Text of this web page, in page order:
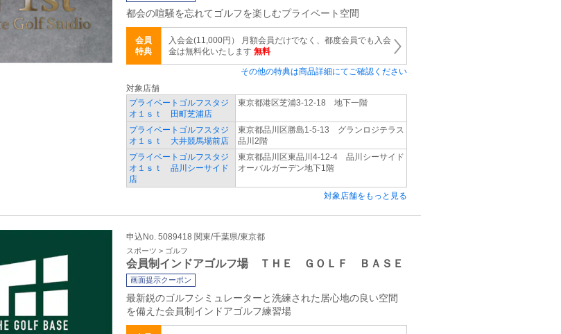
都会の喧騒を忘れてゴルフを楽しむプライベート空間
会員
特典
入会金(11,000円） 月額会員だけでなく、都度会員でも入会
金は無料化いたします 無料
その他の特典は商品詳細にてご確認ください
対象店舗
プライベートゴルフスタジ
オ１ｓｔ 田町芝浦店
東京都港区芝浦3-12-18 地下一階
プライベートゴルフスタジ
オ１ｓｔ 大井競馬場前店
東京都品川区勝島1-5-13 グランロジテラス
品川2階
プライベートゴルフスタジ
オ１ｓｔ 品川シーサイド
店
東京都品川区東品川4-12-4 品川シーサイド
オーバルガーデン地下1階
対象店舗をもっと見る
申込No. 5089418 関東/千葉県/東京都
スポーツ > ゴルフ
会員制インドアゴルフ場 ＴＨＥ ＧＯＬＦ ＢＡＳＥ
画面提示クーポン
最新鋭のゴルフシミュレーターと洗練された居心地の良い空間
を備えた会員制インドアゴルフ練習場